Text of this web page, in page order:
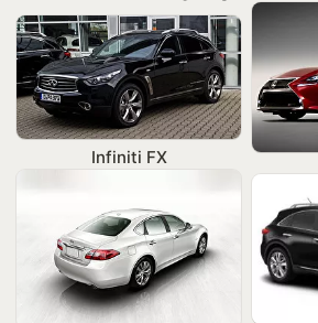
Infiniti FX